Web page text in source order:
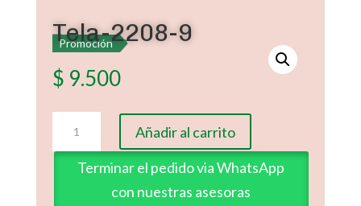
Promoción
Tela-2208-9
$ 9.500
2208-
9
cantidad
Añadir al carrito
Terminar el pedido via WhatsApp
con nuestras asesoras